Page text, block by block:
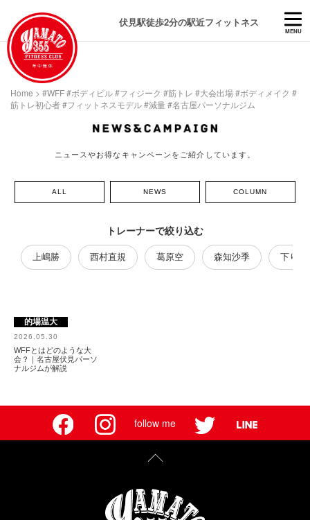
伏見駅徒歩2分の駅近フィットネス
MENU
Home > #WFF #ボディビル #フィジーク #筋トレ #大会出場 #ボディメイク #
筋トレ初心者 #フィットネスモデル #減量 #名古屋パーソナルジム
ニュースやお得なキャンペーンをご紹介しています。
ALL NEWS COLUMN
トレーナーで絞り込む
上嶋勝 西村直規 葛原空 森知沙季 下り
的場温大
2026.05.30
WFFとはどのような大
会？｜名古屋伏見パーソ
ナルジムが解説
follow me